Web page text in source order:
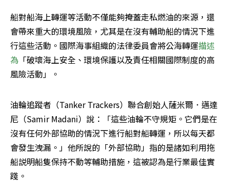
船對船海上轉運等活動不僅能夠掩蓋走私燃油的來源，還
會帶來重大的環境風險，尤其是在沒有輔助船的情況下進
行這些活動。國際海事組織的法律委員會將公海轉運描述
為 「破壞海上安全、環境保護以及責任相關國際制度的高
風險活動」。
油輪追蹤者（Tanker Trackers）聯合創始人薩米爾．邁達
尼（Samir Madani）說：「這些油輪不守規矩。它們是在
沒有任何外部協助的情況下進行船對船轉運，所以每天都
會發生洩漏。」他所說的「外部協助」指的是諸如利用拖
船説明船隻保持不動等輔助措施，這被認為是行業最佳實
踐。